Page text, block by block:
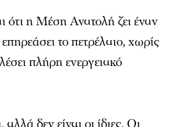
ότι η Μέση Ανατολή ζει έναν
το πετρέλαιο, χωρίς
πλήρη ενεργειακό
δεν είναι οι ίδιες. Οι